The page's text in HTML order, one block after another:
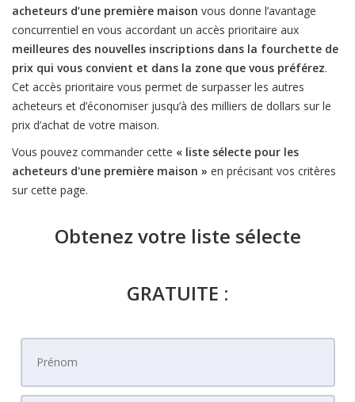
acheteurs d’une première maison vous donne l’avantage
concurrentiel en vous accordant un accès prioritaire aux
meilleures des nouvelles inscriptions dans la fourchette de
prix qui vous convient et dans la zone que vous préférez.
Cet accès prioritaire vous permet de surpasser les autres
acheteurs et d’économiser jusqu’à des milliers de dollars sur le
prix d’achat de votre maison.
Vous pouvez commander cette « liste sélecte pour les
acheteurs d'une première maison » en précisant vos critères
sur cette page.
Obtenez votre liste sélecte
GRATUITE :